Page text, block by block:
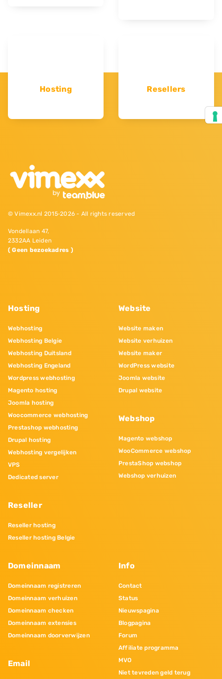
Hosting Resellers
© Vimexx.nl 2015‐2026 - All rights reserved
Vondellaan 47,
2332AA Leiden
( Geen bezoekadres )
Hosting
Webhosting
Webhosting Belgie
Webhosting Duitsland
Webhosting Engeland
Wordpress webhosting
Magento hosting
Joomla hosting
Woocommerce webhosting
Prestashop webhosting
Drupal hosting
Webhosting vergelijken
VPS
Dedicated server
Reseller
Reseller hosting
Reseller hosting Belgie
Website
Website maken
Website verhuizen
Website maker
WordPress website
Joomla website
Drupal website
Webshop
Magento webshop
WooCommerce webshop
PrestaShop webshop
Webshop verhuizen
Domeinnaam
Domeinnaam registreren
Domeinnaam verhuizen
Domeinnaam checken
Domeinnaam extensies
Domeinnaam doorverwijzen
Email
Info
Contact
Status
Nieuwspagina
Blogpagina
Forum
Affiliate programma
MVO
Niet tevreden geld terug